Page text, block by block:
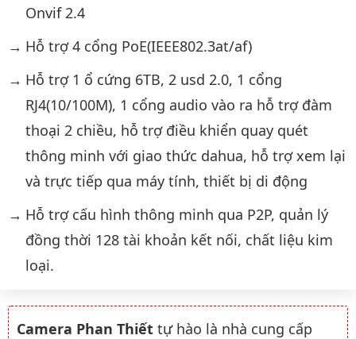
Onvif 2.4
Hỗ trợ 4 cổng PoE(IEEE802.3at/af)
Hỗ trợ 1 ổ cứng 6TB, 2 usd 2.0, 1 cổng
RJ4(10/100M), 1 cổng audio vào ra hỗ trợ đàm
thoại 2 chiều, hỗ trợ điều khiển quay quét
thông minh với giao thức dahua, hỗ trợ xem lại
và trực tiếp qua máy tính, thiết bị di động
Hỗ trợ cấu hình thông minh qua P2P, quản lý
đồng thời 128 tài khoản kết nối, chất liệu kim
loại.
Camera Phan Thiết tự hào là nhà cung cấp